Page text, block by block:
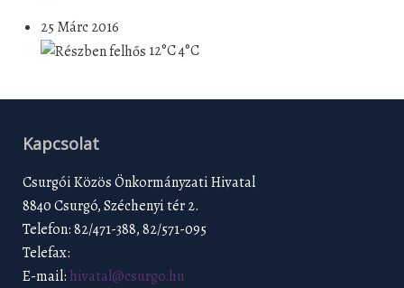
25 Márc 2016
12°C4°C
Kapcsolat
Csurgói Közös Önkormányzati Hivatal
8840 Csurgó, Széchenyi tér 2.
Telefon: 82/471-388, 82/571-095
Telefax:
E-mail: hivatal@csurgo.hu